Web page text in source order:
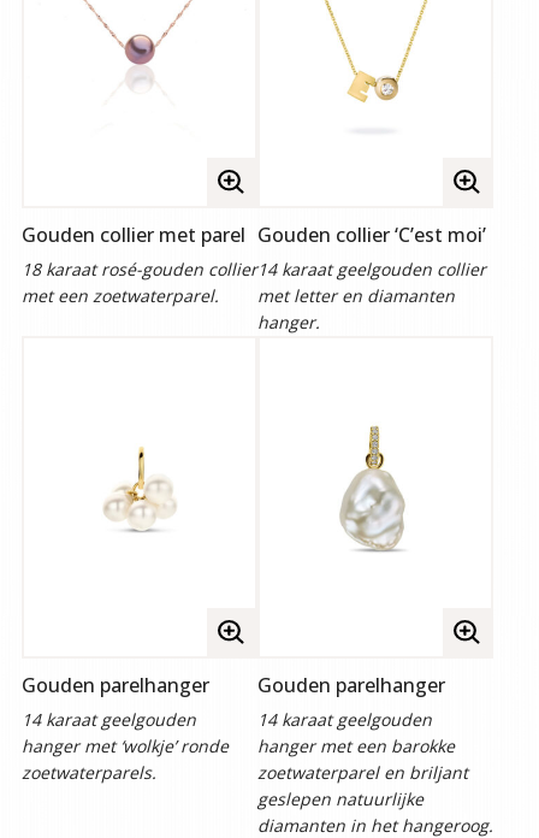
Volledige
bekijken
Gouden collier met parel
18 karaat rosé-gouden collier
met een zoetwaterparel.
Volledige
bekijken
Gouden collier ‘C’est moi’
14 karaat geelgouden collier
met letter en diamanten
hanger.
Volledige
bekijken
Gouden parelhanger
14 karaat geelgouden
hanger met ‘wolkje’ ronde
zoetwaterparels.
Volledige
Gouden parelhanger
14 karaat geelgouden
hanger met een barokke
zoetwaterparel en briljant
geslepen natuurlijke
diamanten in het hangeroog.